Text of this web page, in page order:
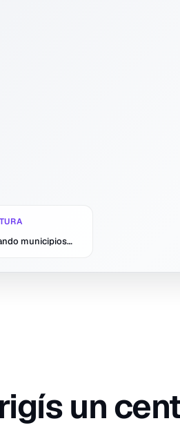
municipios…
un